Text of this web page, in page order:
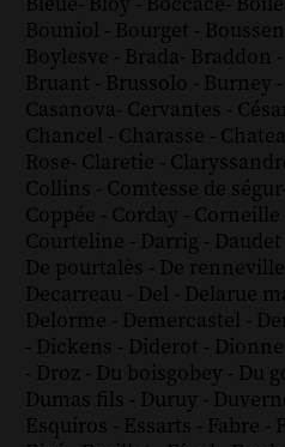
Bouniol - Bourget -
Boylesve - Brada- Braddon -
Bruant - Brussolo - Burney -
Casanova- Cervantes -
Chancel - Charasse -
Rose- Claretie -
Collins - Comtesse de ségur-
Coppée - Corday - Corneille
Courteline - Darrig - Daudet
De pourtalès - De renneville
Decarreau - Del - Delarue
Delorme - Demercastel -
- Dickens - Diderot - Dionne
- Droz - Du boisgobey - Du
Dumas fils - Duruy -
Esquiros - Essarts - Fabre -